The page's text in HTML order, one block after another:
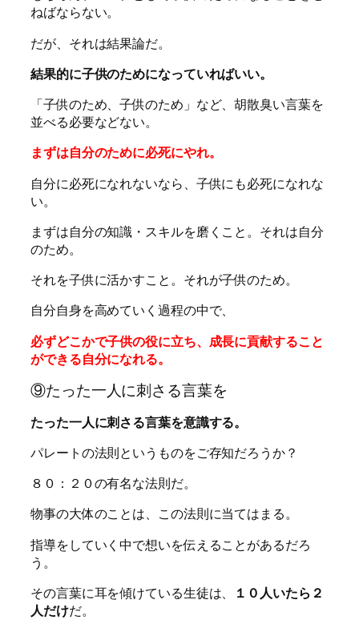
ねばならない。
だが、それは結果論だ。
結果的に子供のためになっていればいい。
「子供のため、子供のため」など、胡散臭い言葉を
並べる必要などない。
まずは自分のために必死にやれ。
自分に必死になれないなら、子供にも必死になれな
い。
まずは自分の知識・スキルを磨くこと。それは自分
のため。
それを子供に活かすこと。それが子供のため。
自分自身を高めていく過程の中で、
必ずどこかで子供の役に立ち、成長に貢献すること
ができる自分になれる。
⑨たった一人に刺さる言葉を
たった一人に刺さる言葉を意識する。
パレートの法則というものをご存知だろうか？
８０：２０の有名な法則だ。
物事の大体のことは、この法則に当てはまる。
指導をしていく中で想いを伝えることがあるだろ
う。
その言葉に耳を傾けている生徒は、
１０人いたら２
人だけだ。